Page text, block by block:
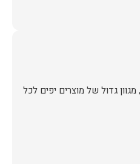
מגוון גדול של מוצרים יפים לכל